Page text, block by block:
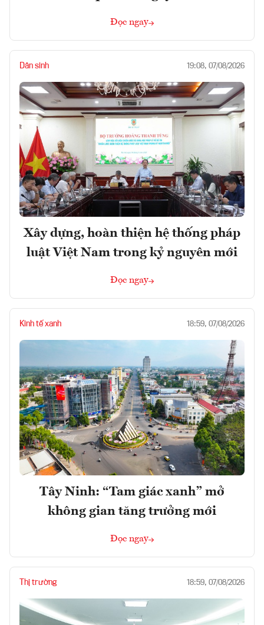
Đọc ngay
Dân sinh 19:08, 07/08/2026
Xây dựng, hoàn thiện hệ thống pháp
luật Việt Nam trong kỷ nguyên mới
Đọc ngay
Kinh tế xanh 18:59, 07/08/2026
Tây Ninh: “Tam giác xanh” mở
không gian tăng trưởng mới
Đọc ngay
Thị trường 18:59, 07/08/2026